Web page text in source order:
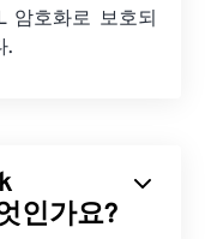
암호화로 보호되
.
인가요?